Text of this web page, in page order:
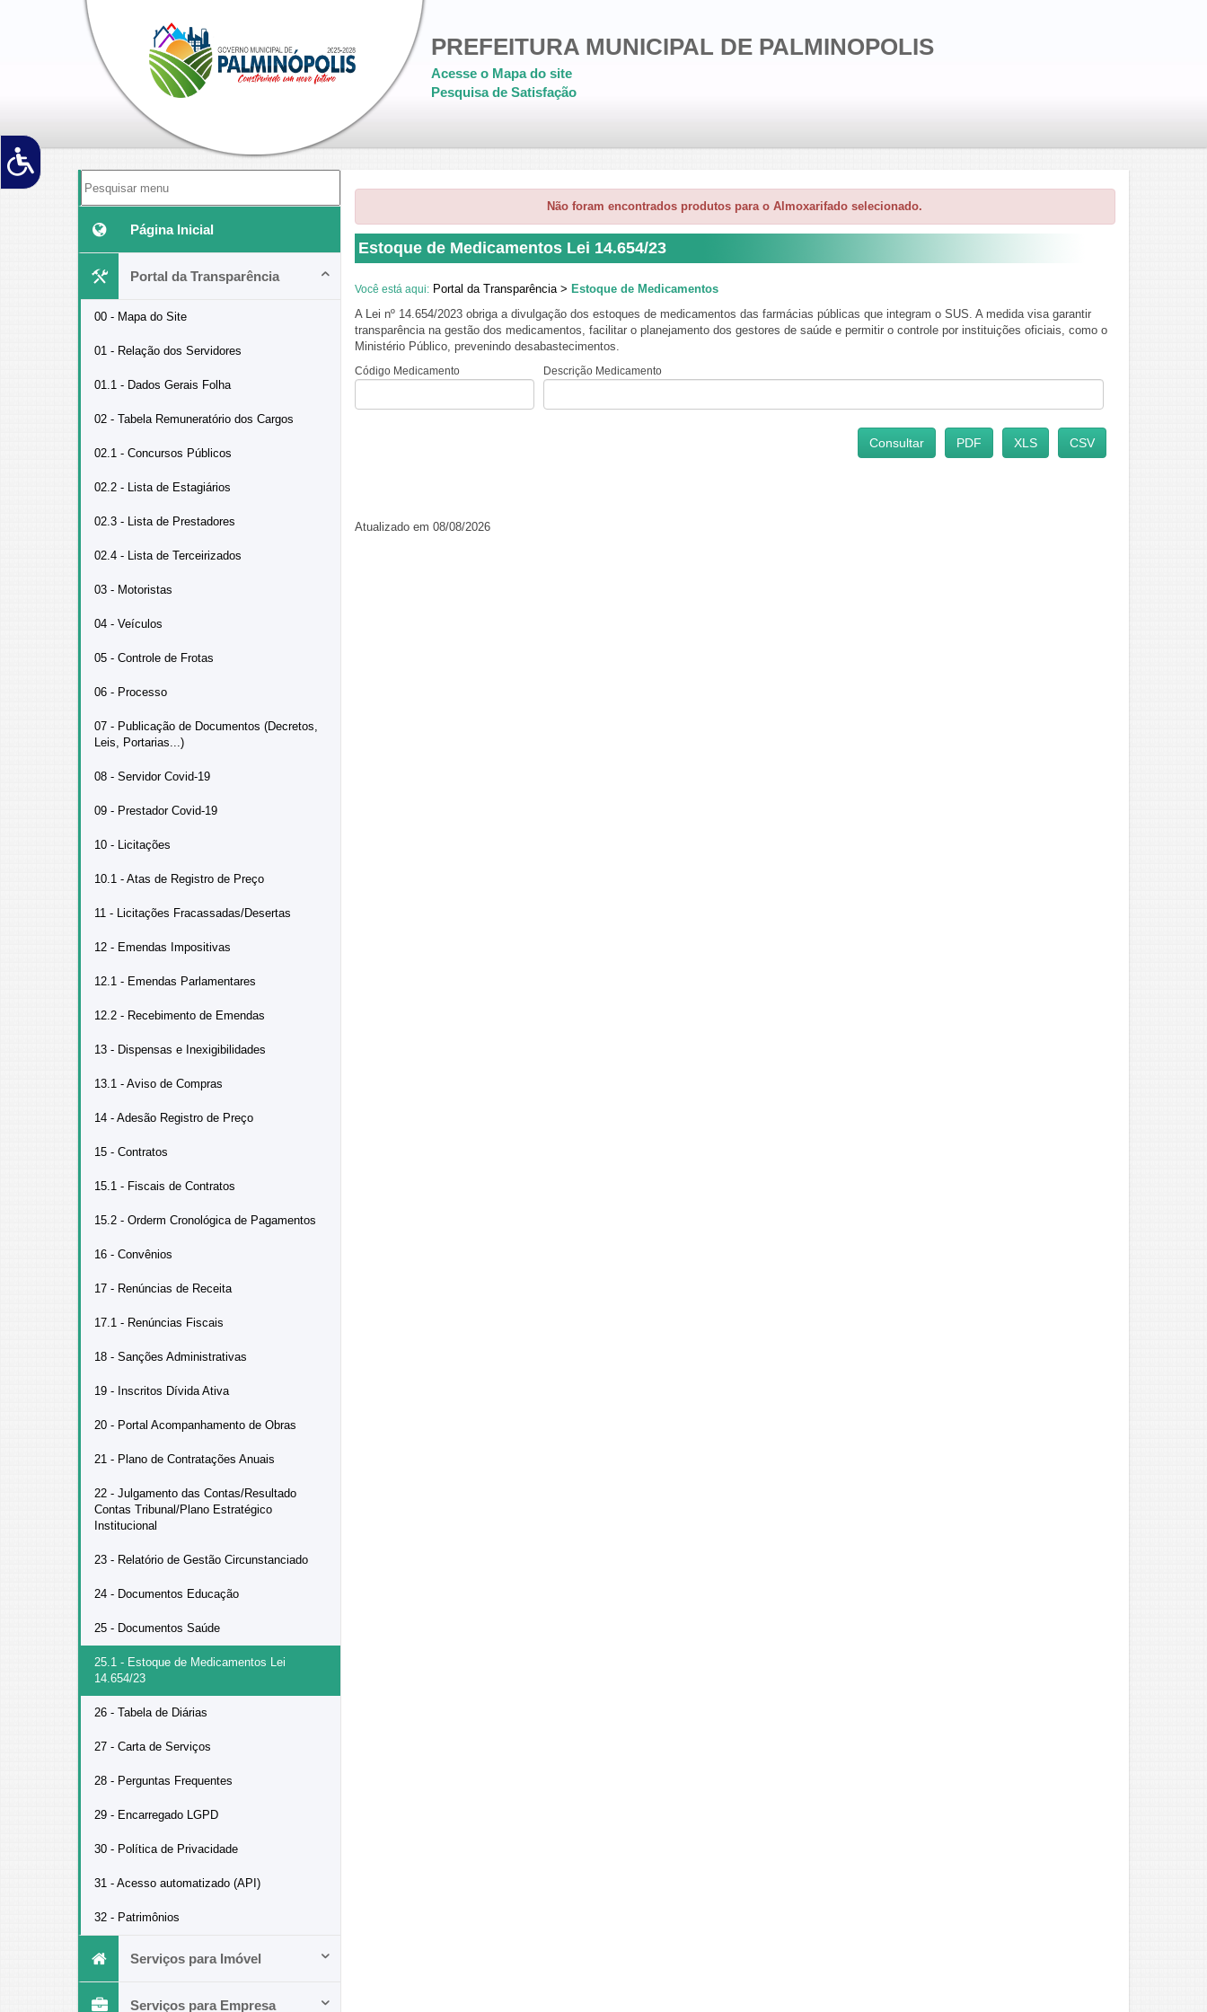
PREFEITURA MUNICIPAL DE PALMINOPOLIS
Acesse o Mapa do site
Pesquisa de Satisfação
Página Inicial
Portal da Transparência
00 - Mapa do Site
01 - Relação dos Servidores
01.1 - Dados Gerais Folha
02 - Tabela Remuneratório dos Cargos
02.1 - Concursos Públicos
02.2 - Lista de Estagiários
02.3 - Lista de Prestadores
02.4 - Lista de Terceirizados
03 - Motoristas
04 - Veículos
05 - Controle de Frotas
06 - Processo
07 - Publicação de Documentos (Decretos,
Leis, Portarias...)
08 - Servidor Covid-19
09 - Prestador Covid-19
10 - Licitações
10.1 - Atas de Registro de Preço
11 - Licitações Fracassadas/Desertas
12 - Emendas Impositivas
12.1 - Emendas Parlamentares
12.2 - Recebimento de Emendas
13 - Dispensas e Inexigibilidades
13.1 - Aviso de Compras
14 - Adesão Registro de Preço
15 - Contratos
15.1 - Fiscais de Contratos
15.2 - Orderm Cronológica de Pagamentos
16 - Convênios
17 - Renúncias de Receita
17.1 - Renúncias Fiscais
18 - Sanções Administrativas
19 - Inscritos Dívida Ativa
20 - Portal Acompanhamento de Obras
21 - Plano de Contratações Anuais
22 - Julgamento das Contas/Resultado
Contas Tribunal/Plano Estratégico
Institucional
23 - Relatório de Gestão Circunstanciado
24 - Documentos Educação
25 - Documentos Saúde
25.1 - Estoque de Medicamentos Lei
14.654/23
26 - Tabela de Diárias
27 - Carta de Serviços
28 - Perguntas Frequentes
29 - Encarregado LGPD
30 - Política de Privacidade
31 - Acesso automatizado (API)
32 - Patrimônios
Serviços para Imóvel
Serviços para Empresa
Não foram encontrados produtos para o Almoxarifado selecionado.
Estoque de Medicamentos Lei 14.654/23
Você está aqui: Portal da Transparência > Estoque de Medicamentos
A Lei nº 14.654/2023 obriga a divulgação dos estoques de medicamentos das farmácias públicas que integram o SUS. A medida visa garantir
transparência na gestão dos medicamentos, facilitar o planejamento dos gestores de saúde e permitir o controle por instituições oficiais, como o
Ministério Público, prevenindo desabastecimentos.
Código Medicamento Descrição Medicamento
Atualizado em 08/08/2026